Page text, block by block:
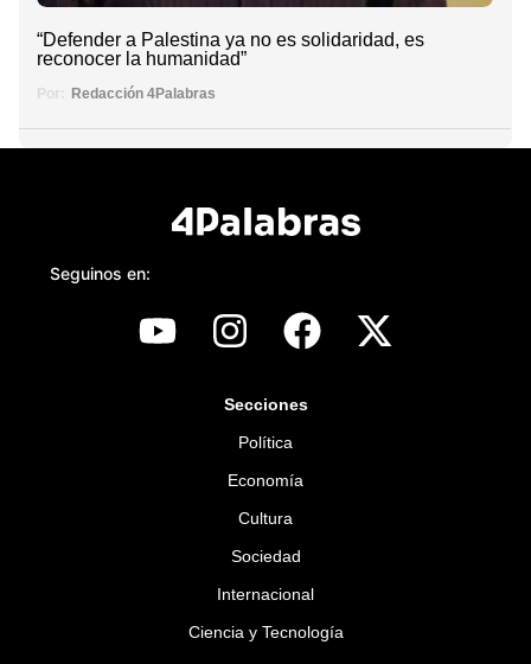
“Defender a Palestina ya no es solidaridad, es
reconocer la humanidad”
Por: Redacción 4Palabras
Seguinos en:
Secciones
Política
Economía
Cultura
Sociedad
Internacional
Ciencia y Tecnología